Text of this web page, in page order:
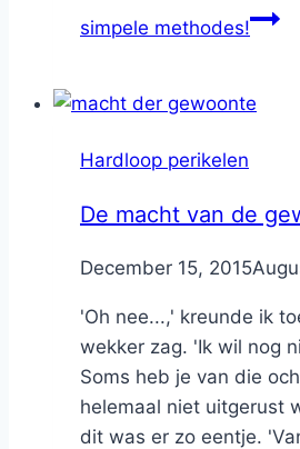
simpele methodes!
Hardloop perikelen
De macht van de
ByNicole
December 15, 2015
'Oh nee...,' kreunde ik
wekker zag. 'Ik wil nog
Soms heb je van die
helemaal niet uitgerust
dit was er zo eentje.